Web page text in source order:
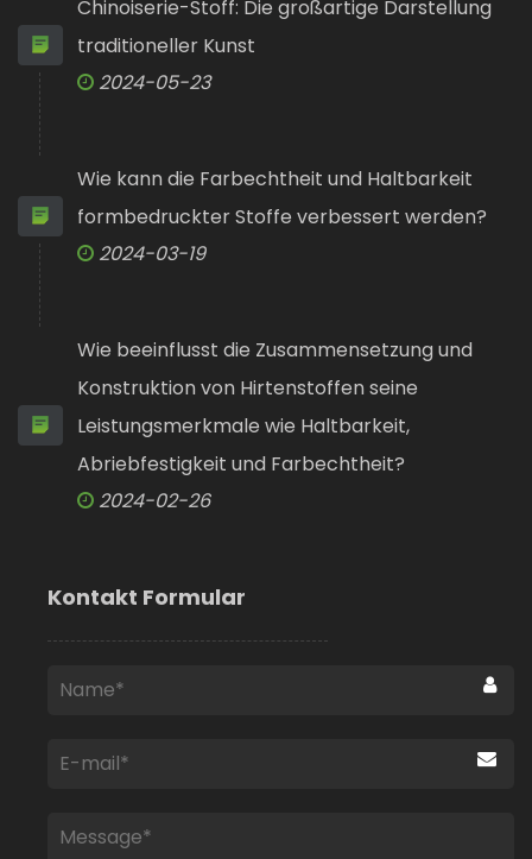
Chinoiserie-Stoff: Die großartige Darstellung
traditioneller Kunst
2024-05-23
Wie kann die Farbechtheit und Haltbarkeit
formbedruckter Stoffe verbessert werden?
2024-03-19
Wie beeinflusst die Zusammensetzung und
Konstruktion von Hirtenstoffen seine
Leistungsmerkmale wie Haltbarkeit,
Abriebfestigkeit und Farbechtheit?
2024-02-26
Kontakt Formular